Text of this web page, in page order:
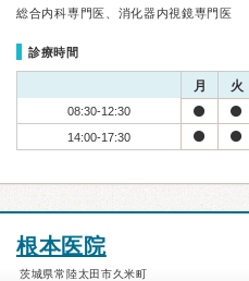
総合内科専門医、消化器内視鏡専門医
診療時間
月 火
08:30-12:30
14:00-17:30
根本医院
茨城県常陸太田市久米町